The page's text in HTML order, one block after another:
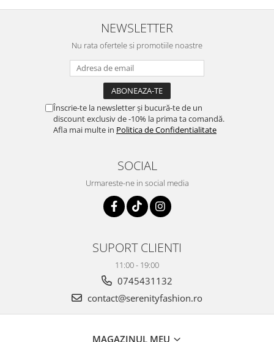
NEWSLETTER
Nu rata ofertele si promotiile noastre
Înscrie-te la newsletter și bucură-te de un
discount exclusiv de -10% la prima ta comandă.
Afla mai multe in Politica de Confidentialitate
SOCIAL
Urmareste-ne in social media
SUPORT CLIENTI
11:00 - 19:00
0745431132
contact@serenityfashion.ro
MAGAZINUL MEU